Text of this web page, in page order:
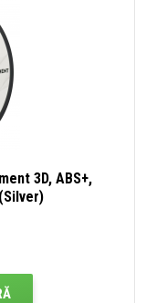
3D, ABS+,